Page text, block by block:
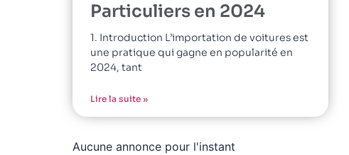
Particuliers en 2024
1. Introduction L’importation de voitures est
une pratique qui gagne en popularité en
2024, tant
Lire la suite »
Aucune annonce pour l'instant